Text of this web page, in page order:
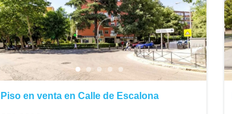
Piso en venta en Calle de Escalona